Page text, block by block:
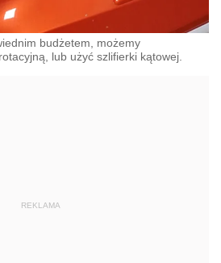
budżetem, możemy
lub użyć szlifierki kątowej.